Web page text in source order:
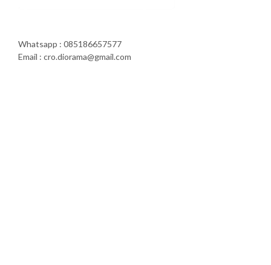
Whatsapp : 085186657577
Email : cro.diorama@gmail.com